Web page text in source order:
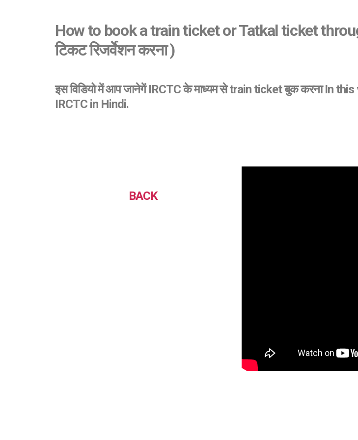
How to book a train ticket or Tatkal ticket
टिकट रिजर्वेशन करना )
इस विडियो में आप जानेगें IRCTC के माध्यम से train ticket बुक करना In
IRCTC in Hindi.
BACK